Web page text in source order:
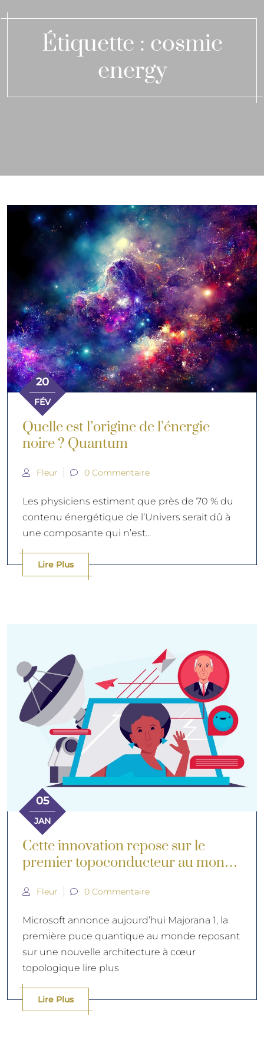
Étiquette : cosmic
energy
20
FÉV
Quelle est l’origine de l’énergie
noire ? Quantum
Fleur 0 Commentaire
Les physiciens estiment que près de 70 % du
contenu énergétique de l’Univers serait dû à
une composante qui n’est...
Lire Plus
05
JAN
Cette innovation repose sur le
premier topoconducteur au monde
Fleur 0 Commentaire
Microsoft annonce aujourd’hui Majorana 1, la
première puce quantique au monde reposant
sur une nouvelle architecture à cœur
topologique lire plus
Lire Plus